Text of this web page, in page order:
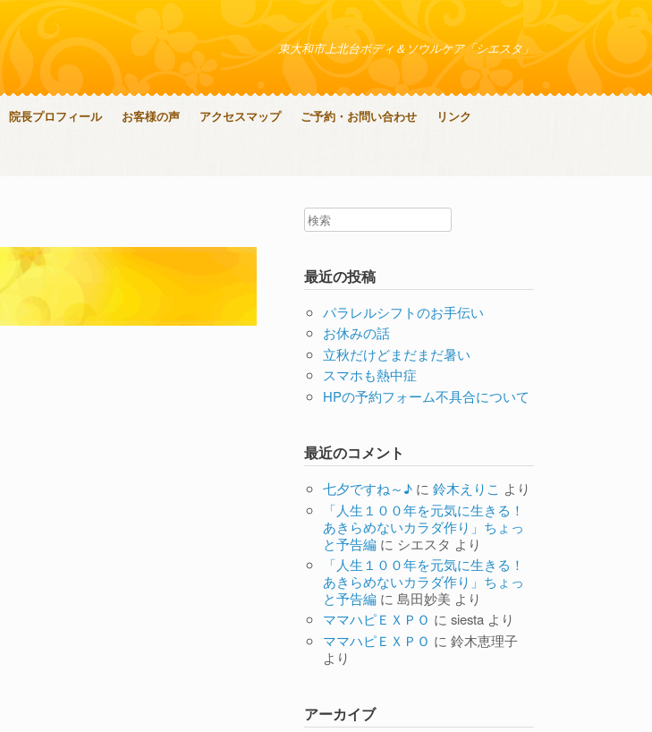
東大和市上北台ボディ＆ソウルケア「シエスタ」
院長プロフィール お客様の声 アクセスマップ ご予約・お問い合わせ リンク
最近の投稿
パラレルシフトのお手伝い
お休みの話
立秋だけどまだまだ暑い
スマホも熱中症
HPの予約フォーム不具合について
最近のコメント
七夕ですね～♪ に鈴木えりこ より
「人生１００年を元気に生きる！
あきらめないカラダ作り」ちょっ
と予告編 に シエスタ より
「人生１００年を元気に生きる！
あきらめないカラダ作り」ちょっ
と予告編 に島田妙美 より
ママハピＥＸＰＯ にsiesta より
ママハピＥＸＰＯ に鈴木恵理子
より
アーカイブ